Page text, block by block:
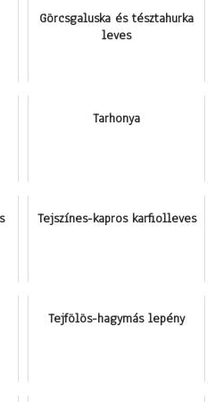
Görcsgaluska és tésztahurka
leves
Tarhonya
Tejszínes-kapros karfiolleves
Tejfölös-hagymás lepény